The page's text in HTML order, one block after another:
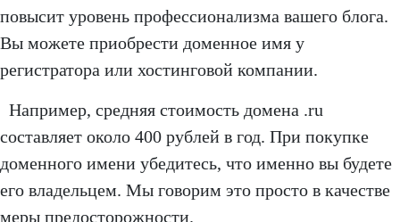
повысит уровень профессионализма вашего блога.
Вы можете приобрести доменное имя у
регистратора или хостинговой компании.
Например, средняя стоимость домена .ru
составляет около 400 рублей в год. При покупке
доменного имени убедитесь, что именно вы будете
его владельцем. Мы говорим это просто в качестве
меры предосторожности.